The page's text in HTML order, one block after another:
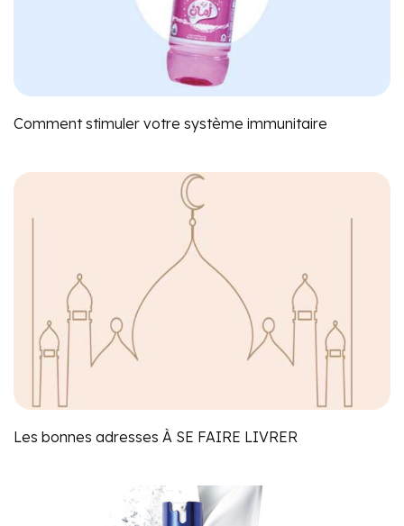
Comment stimuler votre système immunitaire
Les bonnes adresses À SE FAIRE LIVRER